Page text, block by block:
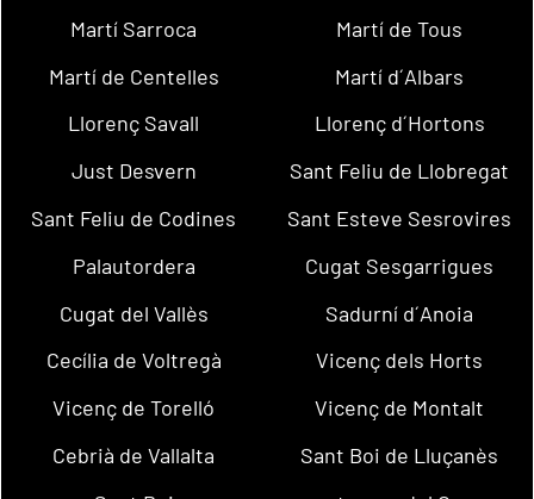
Martí Sarroca
Martí de Tous
Martí de Centelles
Martí d´Albars
Llorenç Savall
Llorenç d´Hortons
Just Desvern
Sant Feliu de Llobregat
Sant Feliu de Codines
Sant Esteve Sesrovires
Palautordera
Cugat Sesgarrigues
Cugat del Vallès
Sadurní d´Anoia
Cecília de Voltregà
Vicenç dels Horts
Vicenç de Torelló
Vicenç de Montalt
Cebrià de Vallalta
Sant Boi de Lluçanès